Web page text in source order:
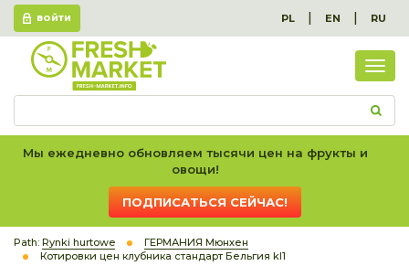
ВОЙТИ PL | EN | RU
вес
Мы ежедневно обновляем тысячи цен на фрукты и
овощи!
ПОДПИСАТЬСЯ СЕЙЧАС!
Path: Rynki hurtowe
ГЕРМАНИЯ Мюнхен
Котировки цен клубника стандарт Бельгия kl1